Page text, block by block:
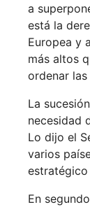
a
está la
Europea y
más altos
ordenar
La
necesidad
Lo dijo el
varios
estratégico
En